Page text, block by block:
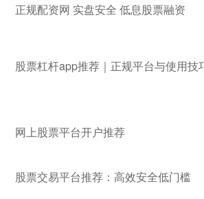
正规配资网 实盘安全 低息股票融资
股票杠杆app推荐｜正规平台与使用技
网上股票平台开户推荐
股票交易平台推荐：高效安全低门槛